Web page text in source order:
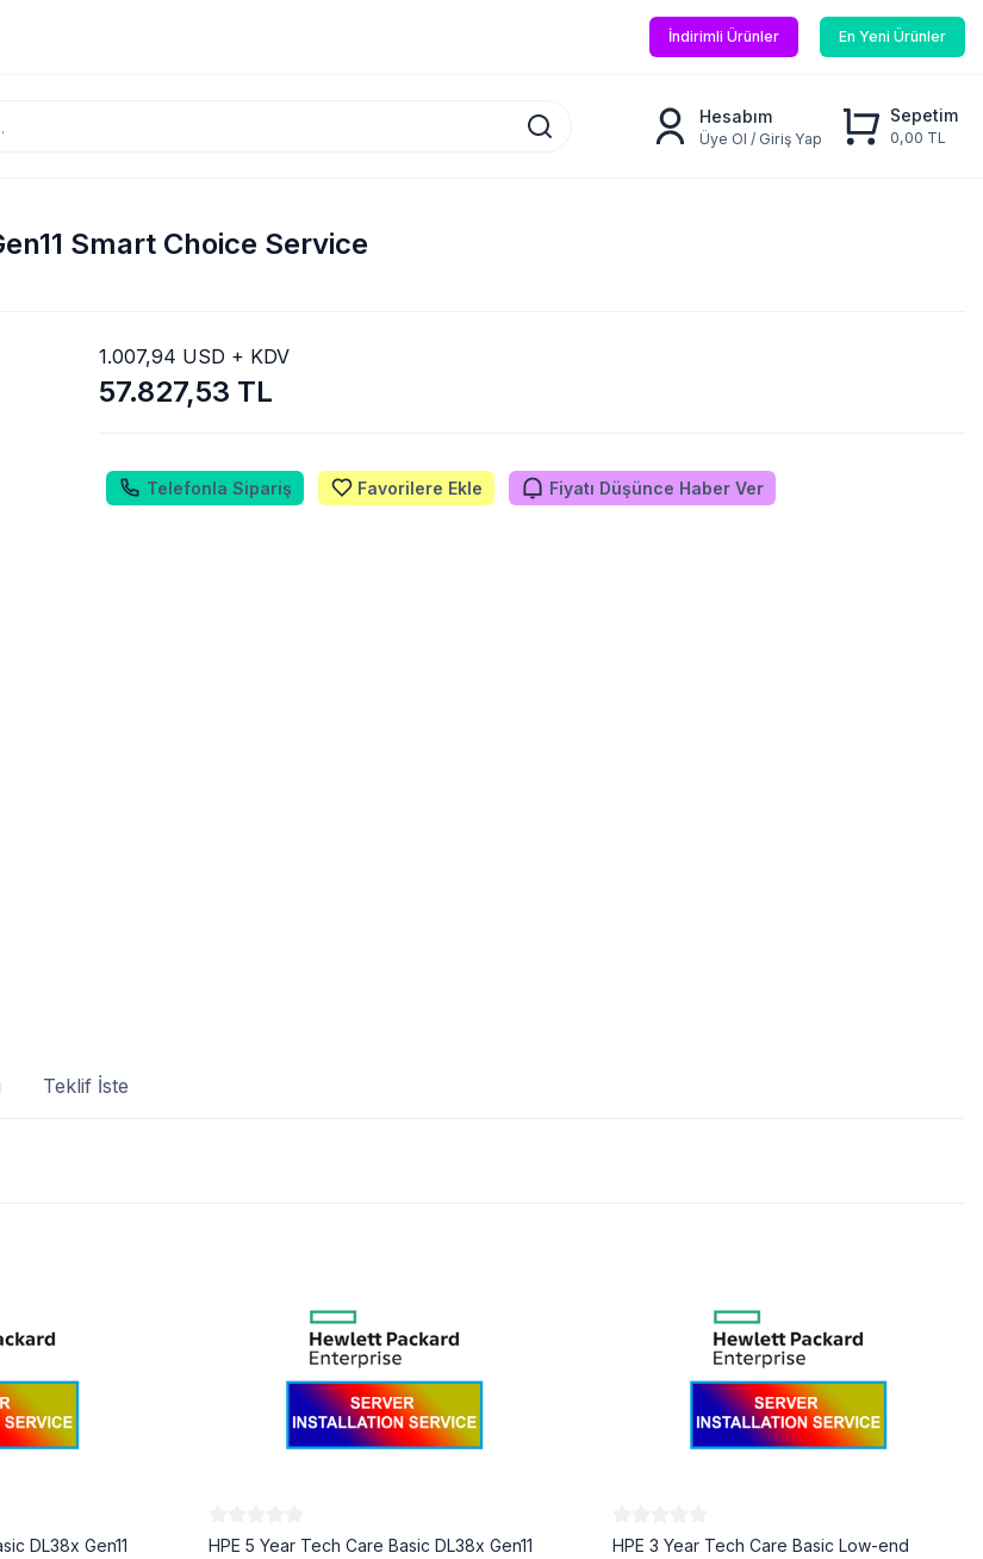
İndirimli Ürünler En Yeni Ürünler
Hesabım
Üye Ol / Giriş Yap
Sepetim
0,00 TL
Smart Choice Service
57.827,53 TL
1.007,94 USD + KDV
Telefonla Sipariş Favorilere Ekle Fiyatı Düşünce Haber Ver
Teklif İste
DL38x Gen11
HPE 5 Year Tech Care Basic DL38x Gen11
HPE 3 Year Tech Care Basic Low-end